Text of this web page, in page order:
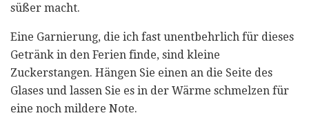
süßer macht.
Eine Garnierung, die ich fast unentbehrlich für dieses
Getränk in den Ferien finde, sind kleine
Zuckerstangen. Hängen Sie einen an die Seite des
Glases und lassen Sie es in der Wärme schmelzen für
eine noch mildere Note.